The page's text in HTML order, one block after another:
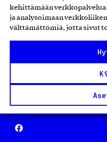
kehittämään
ja analysoimaan
välttämättömiä, jotta sivut
Avainlippu
Yhteiskunnallinen